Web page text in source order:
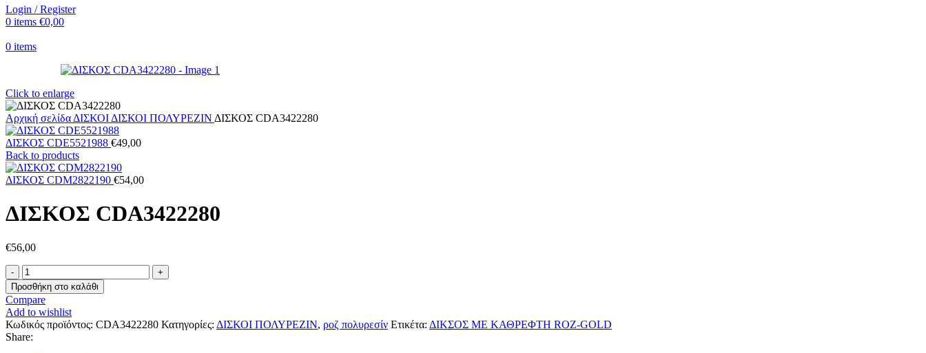
Login / Register
0 items €0,00
0 items
Click to enlarge
Αρχική σελίδα ΔΙΣΚΟΙ ΔΙΣΚΟΙ ΠΟΛΥΡΕΖΙΝ ΔΙΣΚΟΣ CDA3422280
ΔΙΣΚΟΣ CDE5521988 €49,00
Back to products
ΔΙΣΚΟΣ CDM2822190 €54,00
ΔΙΣΚΟΣ CDA3422280
€56,00
ΔΙΣΚΟΣ
CDA3422280
ποσότητα
Προσθήκη στο καλάθι
Compare
Add to wishlist
Κωδικός προϊόντος: CDA3422280 Κατηγορίες: ΔΙΣΚΟΙ ΠΟΛΥΡΕΖΙΝ, ροζ πολυρεσίν Ετικέτα: ΔΙΚΣΟΣ ΜΕ ΚΑΘΡΕΦΤΗ ROZ-GOLD
Share: